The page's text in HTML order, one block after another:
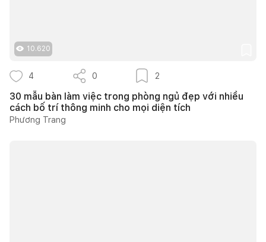
10.620
4 0 2
30 mẫu bàn làm việc trong phòng ngủ đẹp với nhiều
cách bố trí thông minh cho mọi diện tích
Phương Trang